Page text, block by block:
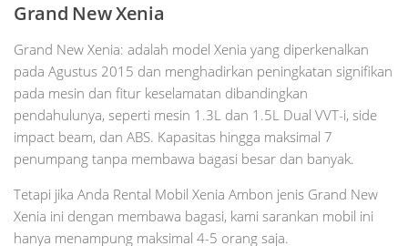
Grand New Xenia
Grand New Xenia: adalah model Xenia yang diperkenalkan
pada Agustus 2015 dan menghadirkan peningkatan signifikan
pada mesin dan fitur keselamatan dibandingkan
pendahulunya, seperti mesin 1.3L dan 1.5L Dual VVT-i, side
impact beam, dan ABS. Kapasitas hingga maksimal 7
penumpang tanpa membawa bagasi besar dan banyak.
Tetapi jika Anda Rental Mobil Xenia Ambon jenis Grand New
Xenia ini dengan membawa bagasi, kami sarankan mobil ini
hanya menampung maksimal 4-5 orang saja.